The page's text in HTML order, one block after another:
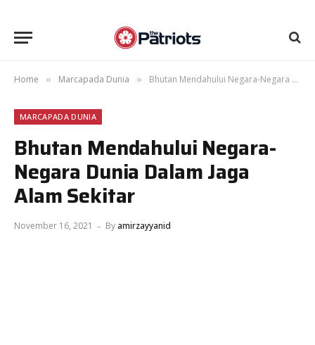
Home » Marcapada Dunia » Bhutan Mendahului Negara-Negara Dunia Dalam Jaga Alam Sekitar
MARCAPADA DUNIA
Bhutan Mendahului Negara-
Negara Dunia Dalam Jaga
Alam Sekitar
November 16, 2021 By amirzayyanid